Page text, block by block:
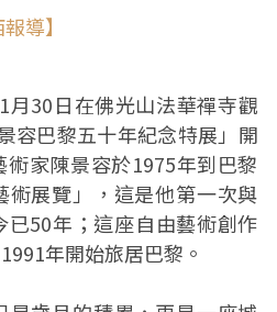
導】
月30日在佛光山法華禪寺觀
容巴黎五十年紀念特展」開
家陳景容於1975年到巴黎
術展覽」，這是他第一次與
已50年；這座自由藝術創作
年開始旅居巴黎。